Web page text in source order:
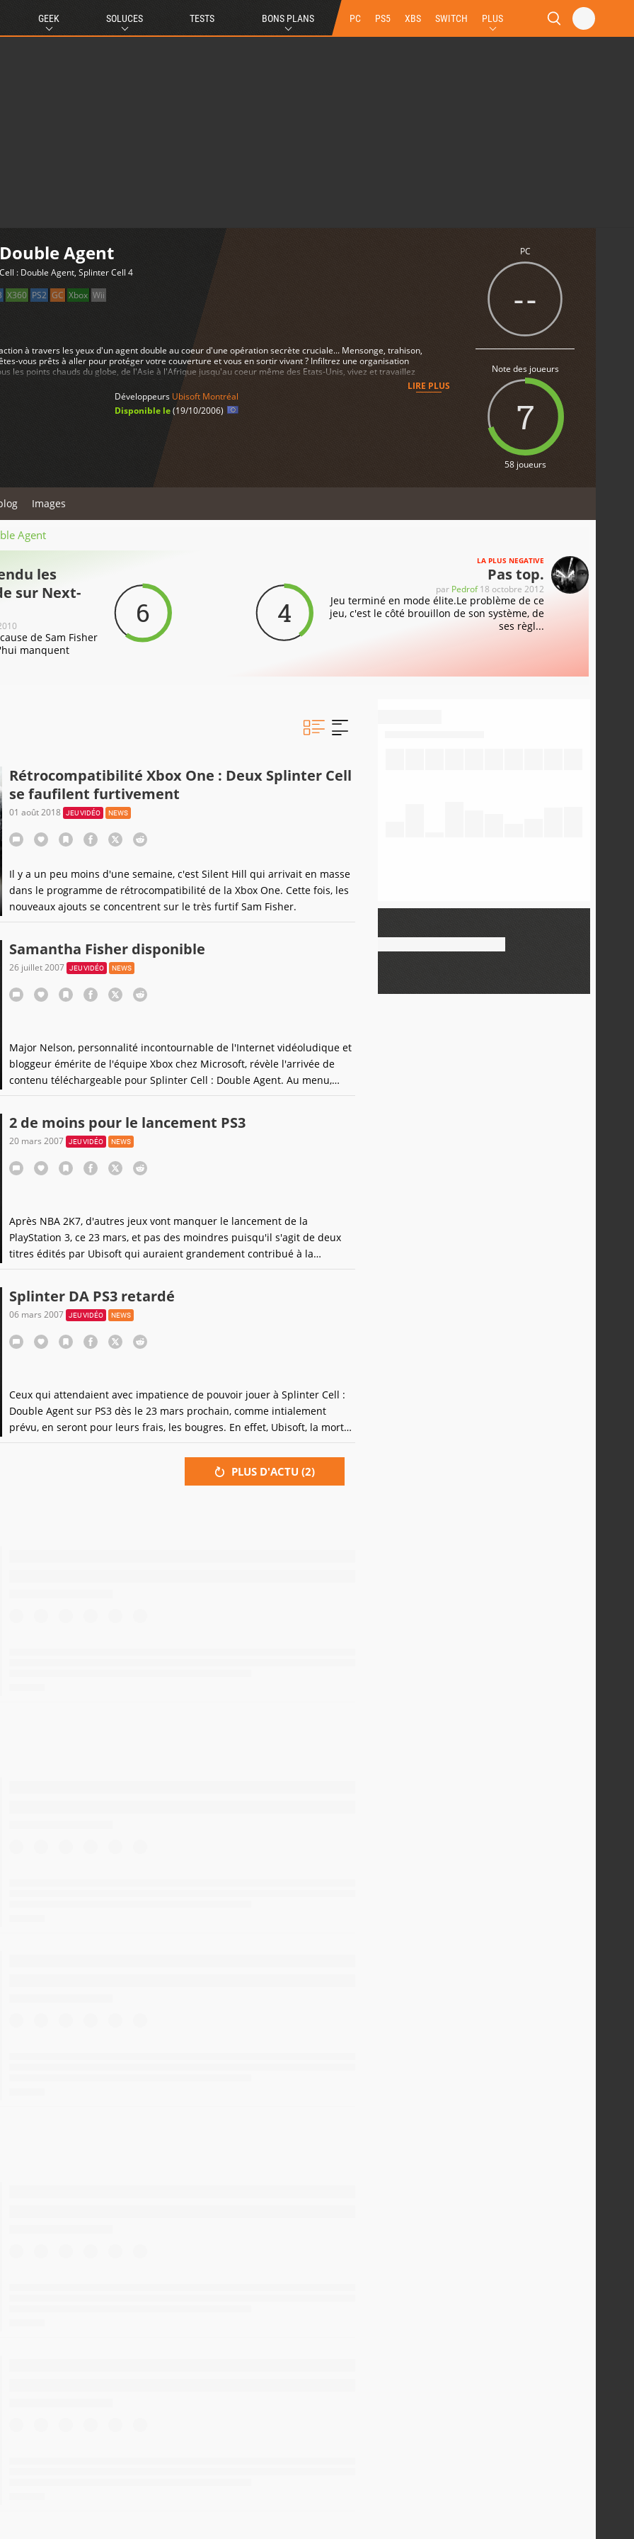
GEEK SOLUCES TESTS BONS PLANS PC PS5 XBS SWITCH PLUS
Agent
: Double Agent, Splinter Cell 4
X360 PS2 GC Xbox Wii
à travers les yeux d'un agent double au coeur d'une opération secrète cruciale... Mensonge, trahison,
vous prêts à aller pour protéger votre couverture et vous en sortir vivant ? Infiltrez une organisation
les points chauds du globe, de l'Asie à l'Afrique jusqu'au coeur même des Etats-Unis, vivez et travaillez
recherchés de la planète dans leur QG américain. La NSA et les terroristes vous demanderont d'accomplir
Vos choix détermineront le cours de l'histoire et feront évoluer le jeu jusqu'aux différents
LIRE PLUS
Développeurs Ubisoft Montréal
Disponible le(19/10/2006)
PC
--
Note des joueurs
7
58 joueurs
Images
Agent
les
sur Next-
de Sam Fisher
manquent
6
LA PLUS NEGATIVE
Pas top.
par Pedrof18 octobre 2012
Jeu terminé en mode élite.Le problème de ce
jeu, c'est le côté brouillon de son système, de
ses règl...
4
Rétrocompatibilité Xbox One : Deux Splinter Cell
se faufilent furtivement
01 août 2018 JEU VIDÉO NEWS
Il y a un peu moins d'une semaine, c'est Silent Hill qui arrivait en masse
dans le programme de rétrocompatibilité de la Xbox One. Cette fois, les
nouveaux ajouts se concentrent sur le très furtif Sam Fisher.
Samantha Fisher disponible
26 juillet 2007 JEU VIDÉO NEWS
Major Nelson, personnalité incontournable de l'Internet vidéoludique et
bloggeur émérite de l'équipe Xbox chez Microsoft, révèle l'arrivée de
contenu téléchargeable pour Splinter Cell : Double Agent. Au menu,
deux nouvelles cartes multi-keums (©Kendy) accompagnées de quatres
2 de moins pour le lancement PS3
20 mars 2007 JEU VIDÉO NEWS
Après NBA 2K7, d'autres jeux vont manquer le lancement de la
PlayStation 3, ce 23 mars, et pas des moindres puisqu'il s'agit de deux
titres édités par Ubisoft qui auraient grandement contribué à la
satisfaction des acquéreurs de la nouvelle console de Sony... Même s'il
Splinter DA PS3 retardé
06 mars 2007 JEU VIDÉO NEWS
Ceux qui attendaient avec impatience de pouvoir jouer à Splinter Cell :
Double Agent sur PS3 dès le 23 mars prochain, comme intialement
prévu, en seront pour leurs frais, les bougres. En effet, Ubisoft, la mort
dans l'âme et la main sur le porte-monnaie, a annoncé un mini-report
du jeu, oh tout juste six jours hein pas de quoi aller pleurer sous les
PLUS D'ACTU (2)